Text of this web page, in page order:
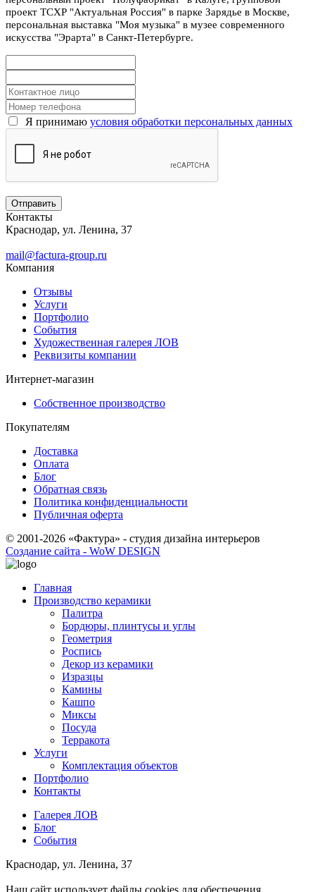
проект ТСХР "Актуальная Россия" в парке Зарядье в Москве,
персональная выставка "Моя музыка" в музее современного
искусства "Эрарта" в Санкт-Петербурге.
Я принимаю условия обработки персональных данных
Контакты
Краснодар, ул. Ленина, 37
mail@factura-group.ru
Компания
Отзывы
Услуги
Портфолио
События
Художественная галерея ЛОВ
Реквизиты компании
Интернет-магазин
Собственное производство
Покупателям
Доставка
Оплата
Блог
Обратная связь
Политика конфиденциальности
Публичная оферта
© 2001-2026 «Фактура» - студия дизайна интерьеров
Создание сайта - WoW DESIGN
Главная
Производство керамики
Палитра
Бордюры, плинтусы и углы
Геометрия
Роспись
Декор из керамики
Изразцы
Камины
Кашпо
Миксы
Посуда
Терракота
Услуги
Комплектация объектов
Портфолио
Контакты
Галерея ЛОВ
Блог
События
Краснодар, ул. Ленина, 37
Наш сайт использует файлы cookies для обеспечения